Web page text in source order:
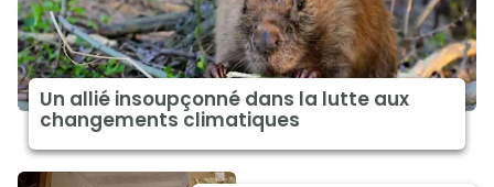
Un allié insoupçonné dans la lutte aux
changements climatiques